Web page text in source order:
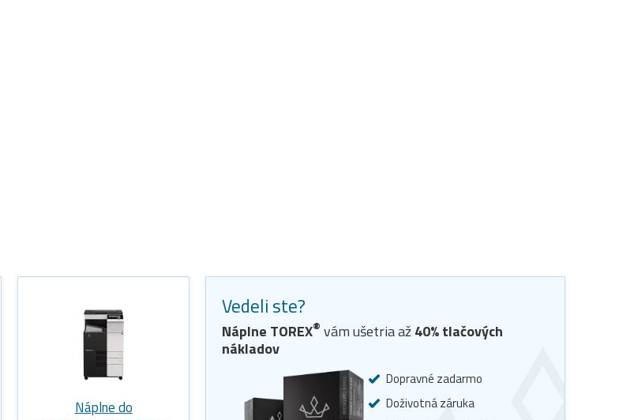
Náplne do
Vedeli ste?
Náplne TOREX® vám ušetria až40% tlačových
nákladov
Dopravné zadarmo
Doživotná záruka